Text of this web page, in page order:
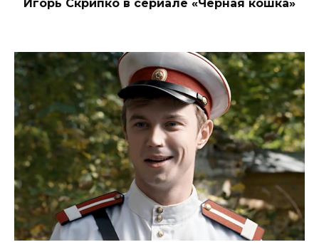
Игорь Скрипко в сериале «Чёрная кошка»